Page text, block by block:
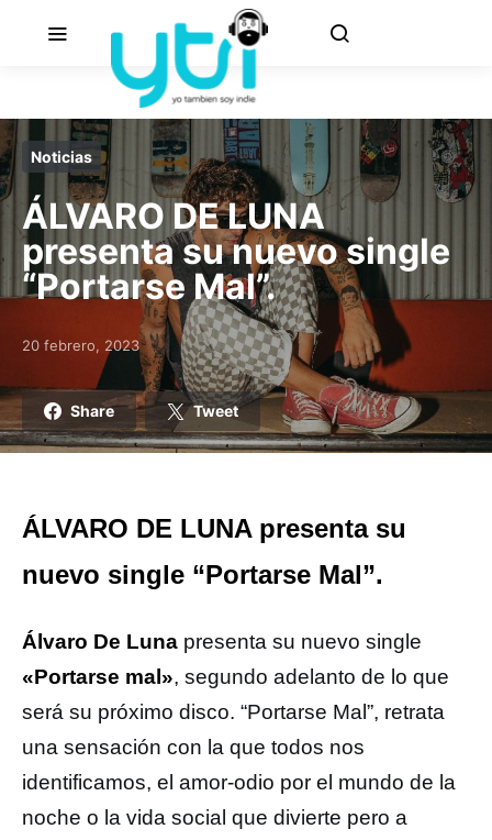
Noticias
ÁLVARO DE LUNA
presenta su nuevo single
“Portarse Mal”.
Posted on
20 febrero, 2023
Share Tweet
ÁLVARO DE LUNA presenta su
nuevo single “Portarse Mal”.
Álvaro De Luna presenta su nuevo single
«Portarse mal», segundo adelanto de lo que
será su próximo disco. “Portarse Mal”, retrata
una sensación con la que todos nos
identificamos, el amor-odio por el mundo de la
noche o la vida social que divierte pero a